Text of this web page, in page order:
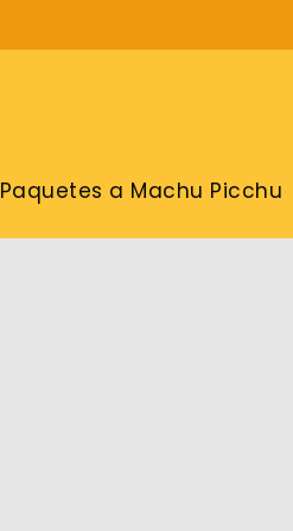
Paquetes a Machu Picchu